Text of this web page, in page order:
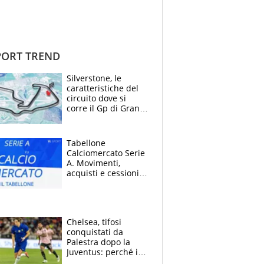
TREND
Silverstone, le
caratteristiche del
circuito dove si
corre il Gp di Gran
Tabellone
Calciomercato Serie
A. Movimenti,
acquisti e cessioni:
Chelsea, tifosi
conquistati da
Palestra dopo la
Juventus: perché i